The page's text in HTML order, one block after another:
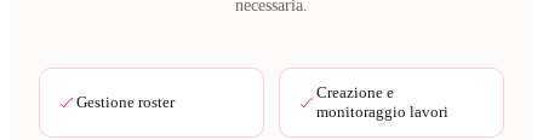
necessaria.
Gestione roster
Creazione e
monitoraggio lavori